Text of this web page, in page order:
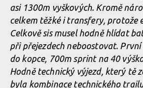
asi 1300m vyškových. Kromě
celkem těžké i transfery, protože
Celkově sis musel hodně hlídat
při přejezdech neboostovat.
do kopce, 700m sprint na 40
Hodně technický výjezd, který tě
byla kombinace technického